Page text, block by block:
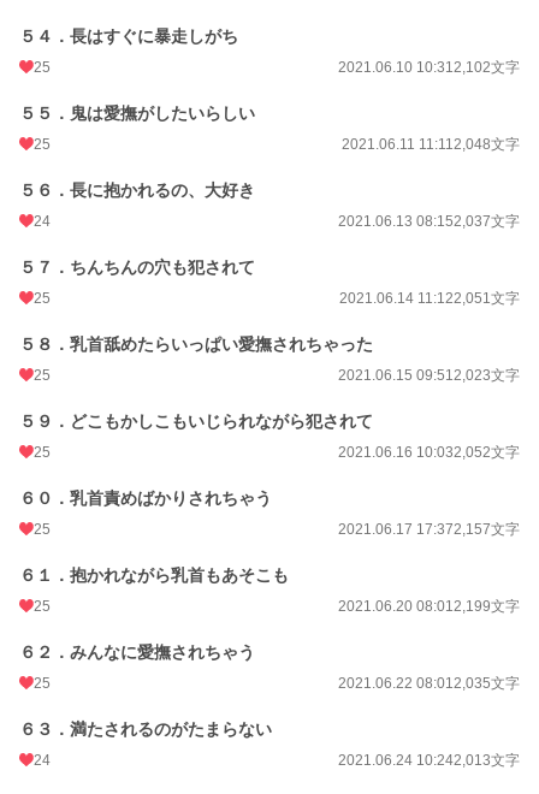
５４．長はすぐに暴走しがち
25 2021.06.10 10:312,102文字
５５．鬼は愛撫がしたいらしい
25 2021.06.11 11:112,048文字
５６．長に抱かれるの、大好き
24 2021.06.13 08:152,037文字
５７．ちんちんの穴も犯されて
25 2021.06.14 11:122,051文字
５８．乳首舐めたらいっぱい愛撫されちゃった
25 2021.06.15 09:512,023文字
５９．どこもかしこもいじられながら犯されて
25 2021.06.16 10:032,052文字
６０．乳首責めばかりされちゃう
25 2021.06.17 17:372,157文字
６１．抱かれながら乳首もあそこも
25 2021.06.20 08:012,199文字
６２．みんなに愛撫されちゃう
25 2021.06.22 08:012,035文字
６３．満たされるのがたまらない
24 2021.06.24 10:242,013文字